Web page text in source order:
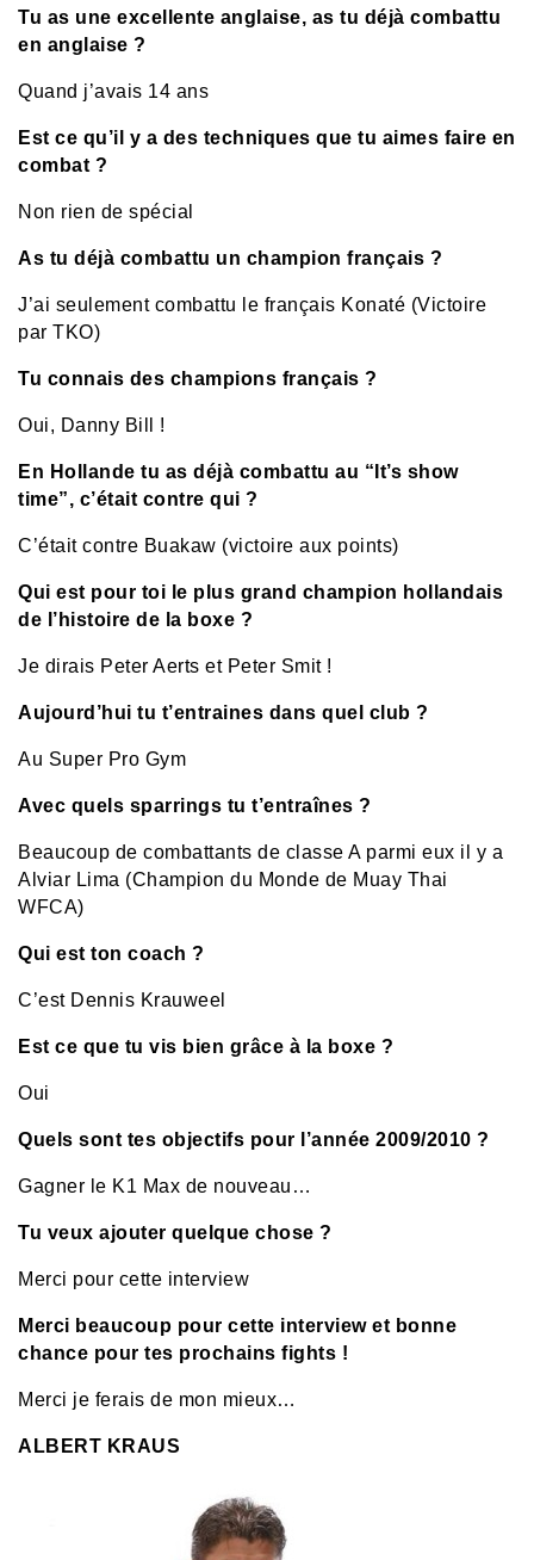
Tu as une excellente anglaise, as tu déjà combattu
en anglaise ?
Quand j’avais 14 ans
Est ce qu’il y a des techniques que tu aimes faire en
combat ?
Non rien de spécial
As tu déjà combattu un champion français ?
J’ai seulement combattu le français Konaté (Victoire
par TKO)
Tu connais des champions français ?
Oui, Danny Bill !
En Hollande tu as déjà combattu au “It’s show
time”, c’était contre qui ?
C’était contre Buakaw (victoire aux points)
Qui est pour toi le plus grand champion hollandais
de l’histoire de la boxe ?
Je dirais Peter Aerts et Peter Smit !
Aujourd’hui tu t’entraines dans quel club ?
Au Super Pro Gym
Avec quels sparrings tu t’entraînes ?
Beaucoup de combattants de classe A parmi eux il y a
Alviar Lima (Champion du Monde de Muay Thai
WFCA)
Qui est ton coach ?
C’est Dennis Krauweel
Est ce que tu vis bien grâce à la boxe ?
Oui
Quels sont tes objectifs pour l’année 2009/2010 ?
Gagner le K1 Max de nouveau…
Tu veux ajouter quelque chose ?
Merci pour cette interview
Merci beaucoup pour cette interview et bonne
chance pour tes prochains fights !
Merci je ferais de mon mieux…
ALBERT KRAUS